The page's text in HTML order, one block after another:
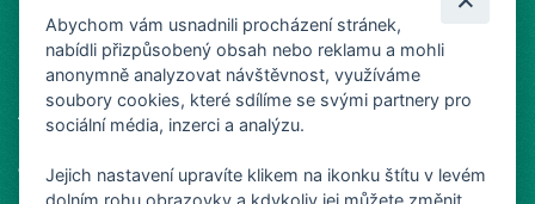
Provozovatelem Pily Vápenná je společnost Arcibiskupské
lesy a statky Olomouc s.r.o.
Arcibiskupské lesy a statky Olomouc s.r.o.
adresa: Dvorského, 5/17, 779 00 Olomouc
Abychom vám usnadnili procházení stránek,
nabídli přizpůsobený obsah nebo reklamu a mohli
anonymně analyzovat návštěvnost, využíváme
soubory cookies, které sdílíme se svými partnery pro
sociální média, inzerci a analýzu.
Jejich nastavení upravíte klikem na ikonku štítu v levém